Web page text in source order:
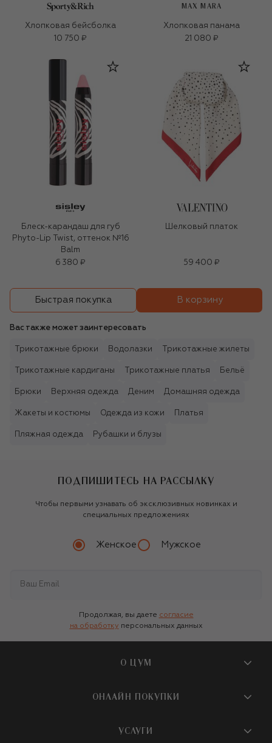
Хлопковая бейсболка
10 750 ₽
MAX MARA
Хлопковая панама
21 080 ₽
Блеск-карандаш для губ
Phyto-Lip Twist, оттенок №16
Balm
6 380 ₽
Шелковый платок
59 400 ₽
Быстрая покупка В корзину
Вас также может заинтересовать
Трикотажные брюки Водолазки Трикотажные жилеты
Трикотажные кардиганы Трикотажные платья Бельё
Брюки Верхняя одежда Деним Домашняя одежда
Жакеты и костюмы Одежда из кожи Платья
Пляжная одежда Рубашки и блузы
ПОДПИШИТЕСЬ НА РАССЫЛКУ
Чтобы первыми узнавать об эксклюзивных новинках и
специальных предложениях
Женское Мужское
Продолжая, вы даете согласие
на обработку персональных данных
О ЦУМ
О магазине
Бутики и ПВЗ ЦУМ
ОНЛАЙН ПОКУПКИ
УСЛУГИ